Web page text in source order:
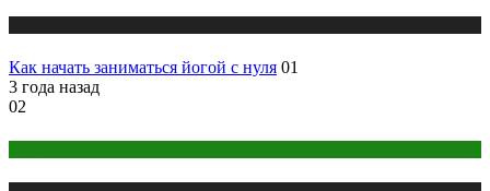
Как начать заниматься йогой с нуля 01
3 года назад
02